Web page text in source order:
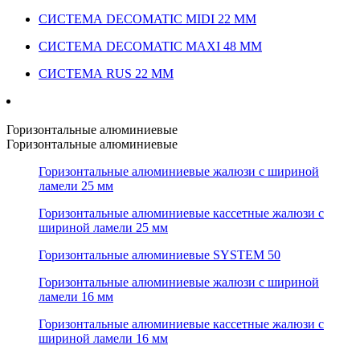
СИСТЕМА DECOMATIC MIDI 22 ММ
СИСТЕМА DECOMATIC MAXI 48 ММ
СИСТЕМА RUS 22 ММ
Горизонтальные алюминиевые
Горизонтальные алюминиевые
Горизонтальные алюминиевые жалюзи с шириной
ламели 25 мм
Горизонтальные алюминиевые кассетные жалюзи с
шириной ламели 25 мм
Горизонтальные алюминиевые SYSTEM 50
Горизонтальные алюминиевые жалюзи с шириной
ламели 16 мм
Горизонтальные алюминиевые кассетные жалюзи с
шириной ламели 16 мм